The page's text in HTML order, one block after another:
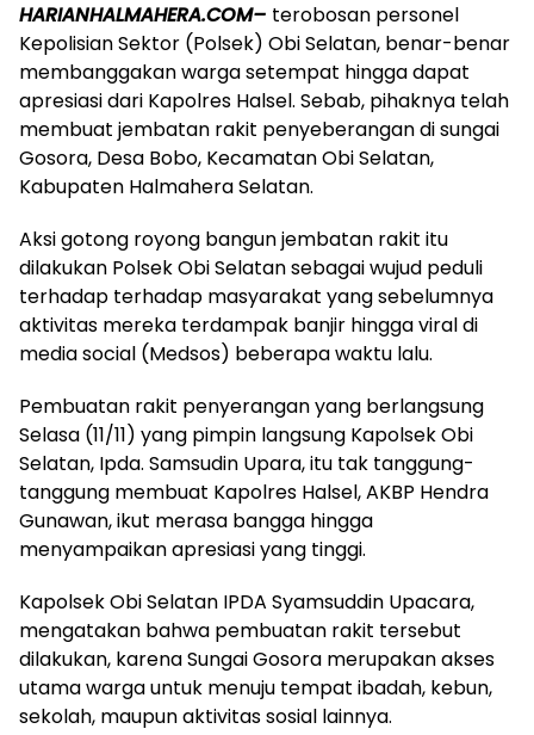
HARIANHALMAHERA.COM– terobosan personel
Kepolisian Sektor (Polsek) Obi Selatan, benar-benar
membanggakan warga setempat hingga dapat
apresiasi dari Kapolres Halsel. Sebab, pihaknya telah
membuat jembatan rakit penyeberangan di sungai
Gosora, Desa Bobo, Kecamatan Obi Selatan,
Kabupaten Halmahera Selatan.
Aksi gotong royong bangun jembatan rakit itu
dilakukan Polsek Obi Selatan sebagai wujud peduli
terhadap terhadap masyarakat yang sebelumnya
aktivitas mereka terdampak banjir hingga viral di
media social (Medsos) beberapa waktu lalu.
Pembuatan rakit penyerangan yang berlangsung
Selasa (11/11) yang pimpin langsung Kapolsek Obi
Selatan, Ipda. Samsudin Upara, itu tak tanggung-
tanggung membuat Kapolres Halsel, AKBP Hendra
Gunawan, ikut merasa bangga hingga
menyampaikan apresiasi yang tinggi.
Kapolsek Obi Selatan IPDA Syamsuddin Upacara,
mengatakan bahwa pembuatan rakit tersebut
dilakukan, karena Sungai Gosora merupakan akses
utama warga untuk menuju tempat ibadah, kebun,
sekolah, maupun aktivitas sosial lainnya.